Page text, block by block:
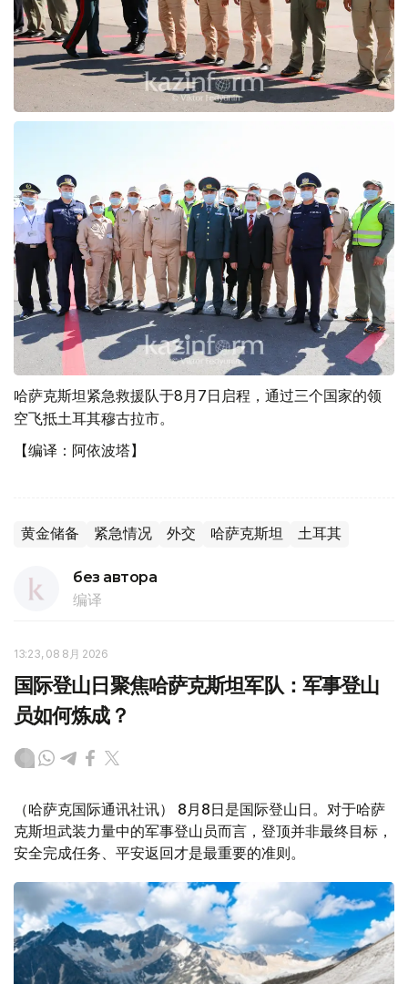
哈萨克斯坦紧急救援队于8月7日启程，通过三个国家的领
空飞抵土耳其穆古拉市。
【编译：阿依波塔】
黄金储备 紧急情况 外交 哈萨克斯坦 土耳其
без автора
编译
13:23, 08 8月 2026
国际登山日聚焦哈萨克斯坦军队：军事登山
员如何炼成？
（哈萨克国际通讯社讯） 8月8日是国际登山日。对于哈萨
克斯坦武装力量中的军事登山员而言，登顶并非最终目标，
安全完成任务、平安返回才是最重要的准则。